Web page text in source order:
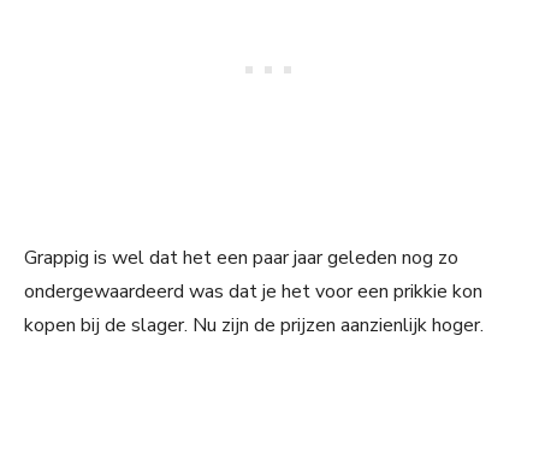
Grappig is wel dat het een paar jaar geleden nog zo
ondergewaardeerd was dat je het voor een prikkie kon
kopen bij de slager. Nu zijn de prijzen aanzienlijk hoger.